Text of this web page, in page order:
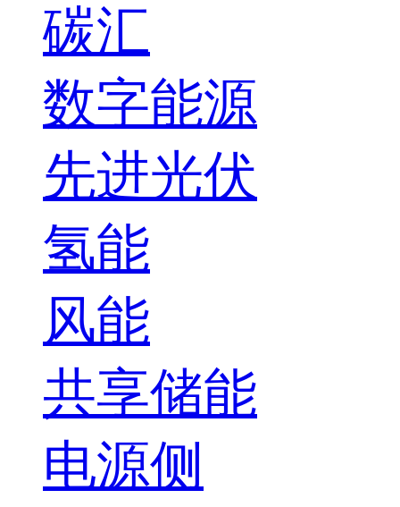
碳汇
数字能源
先进光伏
氢能
风能
共享储能
电源侧